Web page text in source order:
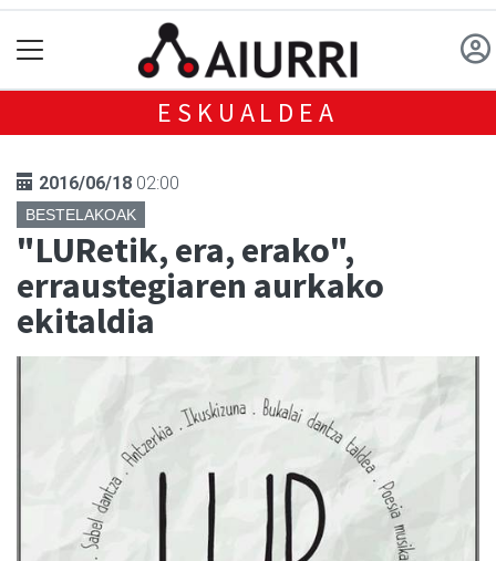
ESKUALDEA
2016/06/18 02:00
BESTELAKOAK
"LURetik, era, erako",
erraustegiaren aurkako
ekitaldia